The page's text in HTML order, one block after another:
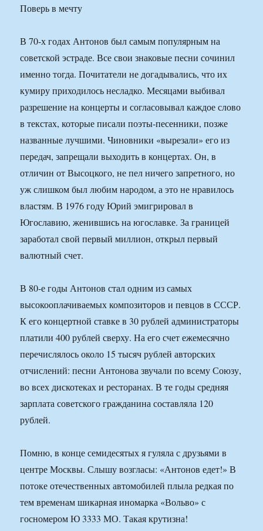
Поверь в мечту
В 70-х годах Антонов был самым популярным на
советской эстраде. Все свои знаковые песни сочинил
именно тогда. Почитатели не догадывались, что их
кумиру приходилось несладко. Месяцами выбивал
разрешение на концерты и согласовывал каждое слово
в текстах, которые писали поэты-песенники, позже
названные лучшими. Чиновники «вырезали» его из
передач, запрещали выходить в концертах. Он, в
отличин от Высоцкого, не пел ничего запретного, но
уж слишком был любим народом, а это не нравилось
властям. В 1976 году Юрий эмигрировал в
Югославию, женившись на югославке. За границей
заработал свой первый миллион, открыл первый
валютный счет.
В 80-е годы Антонов стал одним из самых
высокооплачиваемых композиторов и певцов в СССР.
К его концертной ставке в 30 рублей администраторы
платили 400 рублей сверху. На его счет ежемесячно
перечислялось около 15 тысяч рублей авторских
отчислений: песни Антонова звучали по всему Союзу,
во всех дискотеках и ресторанах. В те годы средняя
зарплата советского гражданина составляла 120
рублей.
Помню, в конце семидесятых я гуляла с друзьями в
центре Москвы. Слышу возгласы: «Антонов едет!» В
потоке отечественных автомобилей плыла редкая по
тем временам шикарная иномарка «Вольво» с
госномером Ю 3333 МО. Такая крутизна!